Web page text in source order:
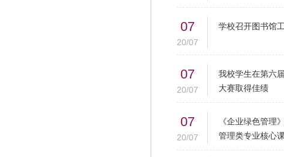
07
20/07
学校召开图书馆
07
20/07
我校学生在第六
大赛取得佳绩
07
20/07
《企业绿色管理
管理类专业核心